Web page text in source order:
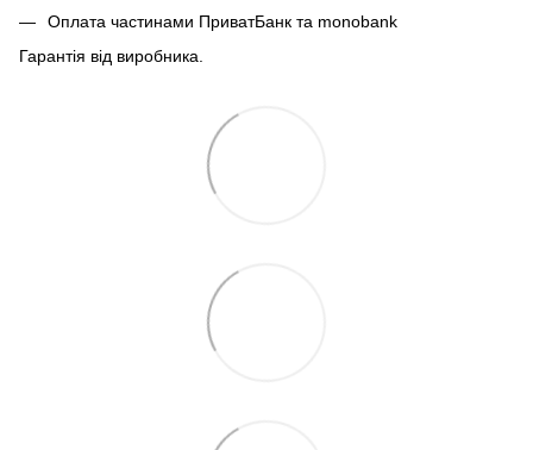
Оплата частинами ПриватБанк та monobank
Гарантія від виробника.